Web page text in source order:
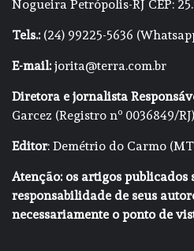
Nogueira Petrópolis-RJ CEP:
Tels.:(24) 99225-5636
E-mail:jorita@terra.com.br
Diretora e jornalista
Garcez (Registro nº 0036849/RJ)
Editor: Demétrio do Carmo
Atenção: os artigos publicados
responsabilidade de seus
necessariamente o ponto de